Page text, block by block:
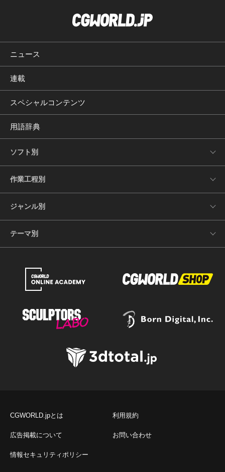
ニュース
連載
スペシャルコンテンツ
用語辞典
ソフト別
作業工程別
ジャンル別
テーマ別
CGWORLD.jpとは 利用規約
広告掲載について お問い合わせ
情報セキュリティポリシー